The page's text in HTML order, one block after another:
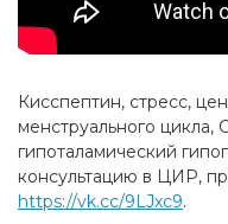
Кисспептин, стресс,
менструального
гипоталамический
консультацию в ЦИР,
https://vk.cc/9LJxc9.